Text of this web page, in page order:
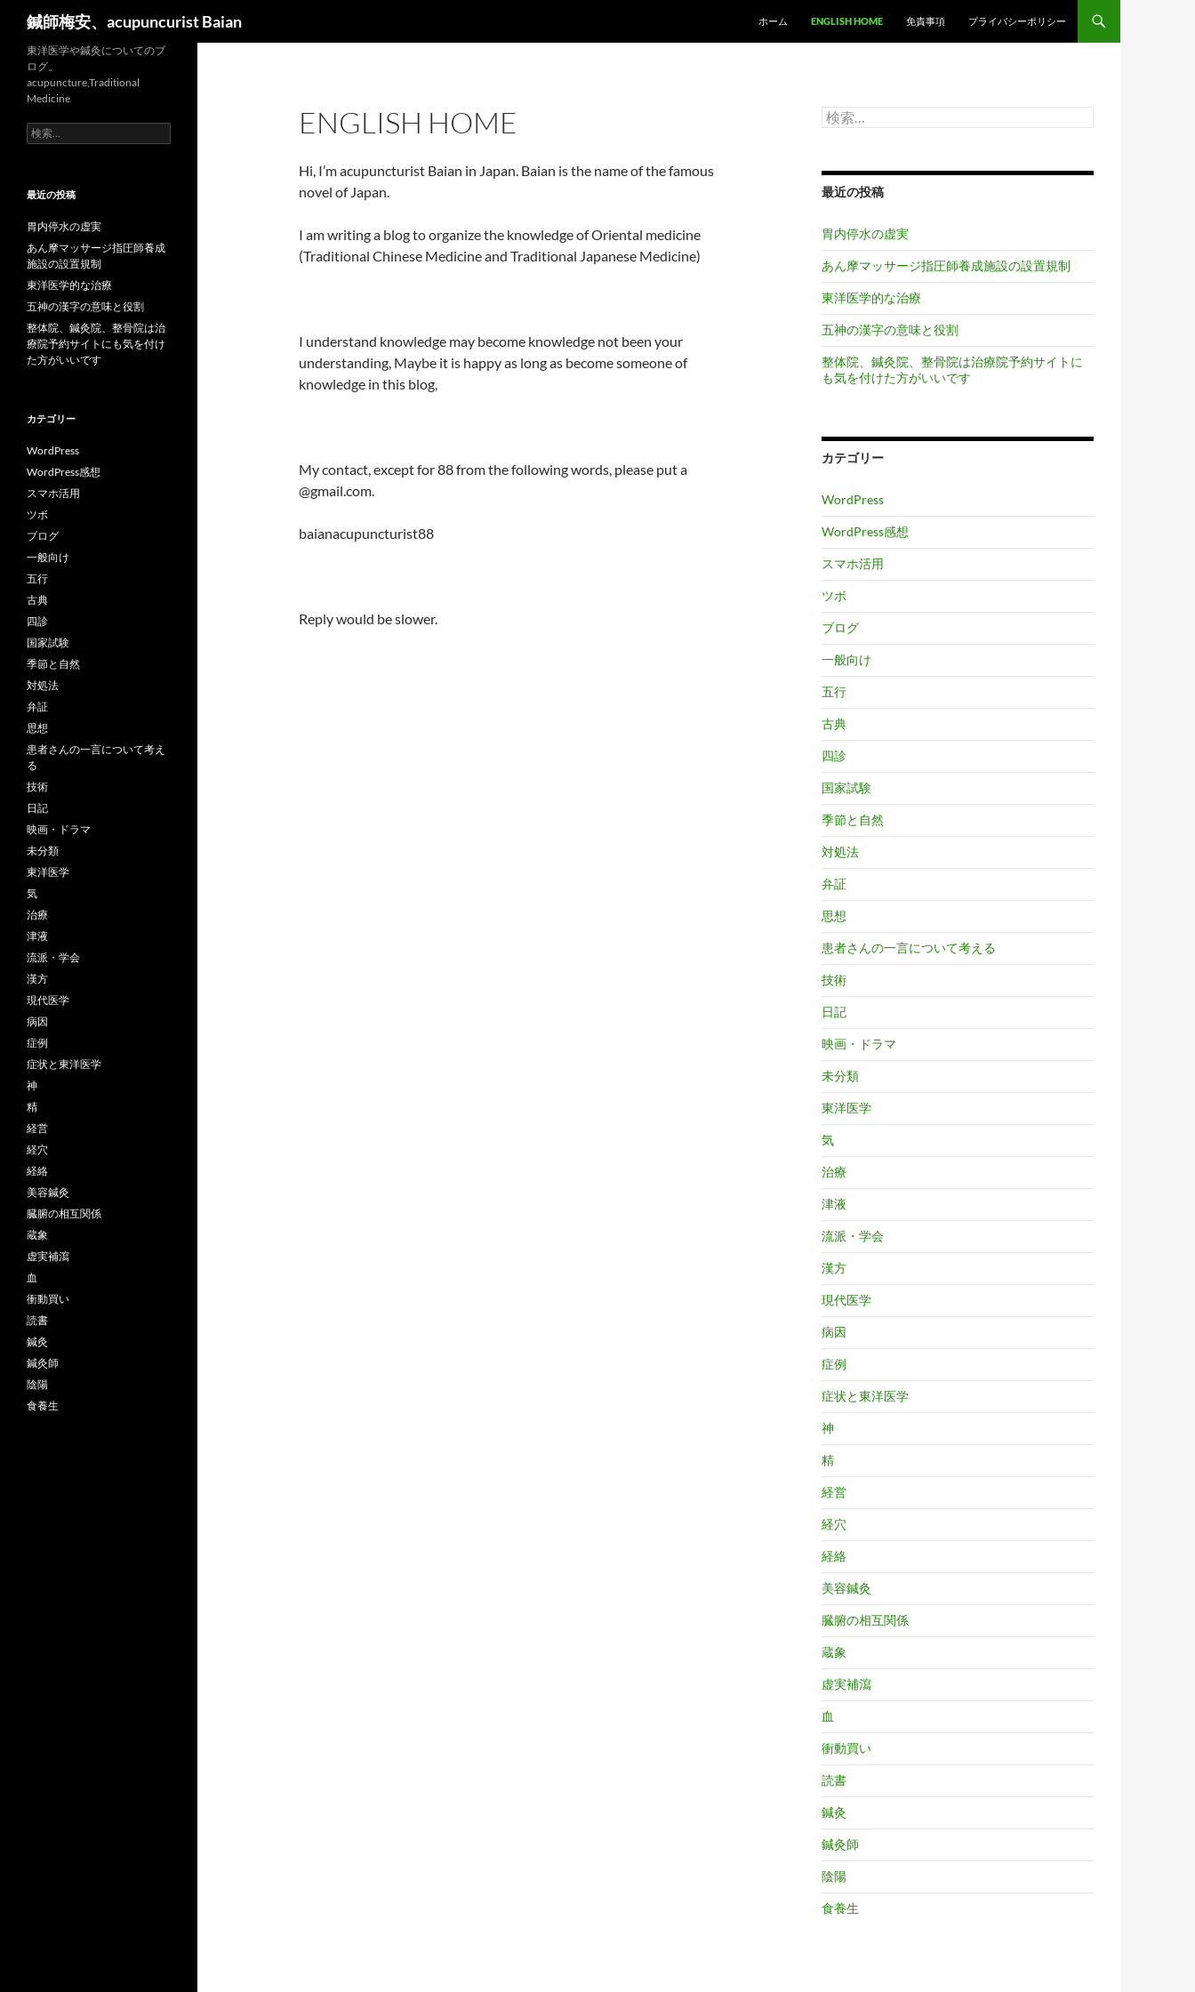
鍼師梅安、acupuncurist Baian
ホーム
ENGLISH HOME 免責事項 プライバシーポリシー
ENGLISH HOME
Hi, I’m acupuncturist Baian in Japan. Baian is the name of the famous
novel of Japan.
I am writing a blog to organize the knowledge of Oriental medicine
(Traditional Chinese Medicine and Traditional Japanese Medicine)
I understand knowledge may become knowledge not been your
understanding, Maybe it is happy as long as become someone of
knowledge in this blog,
My contact, except for 88 from the following words, please put a
@gmail.com.
baianacupuncturist88
Reply would be slower.
検
索:
最近の投稿
胃内停水の虚実
あん摩マッサージ指圧師養成施設の設置規制
東洋医学的な治療
五神の漢字の意味と役割
整体院、鍼灸院、整骨院は治療院予約サイトに
も気を付けた方がいいです
カテゴリー
WordPress
WordPress感想
スマホ活用
ツボ
ブログ
一般向け
五行
古典
四診
国家試験
季節と自然
対処法
弁証
思想
患者さんの一言について考える
技術
日記
映画・ドラマ
未分類
東洋医学
気
治療
津液
流派・学会
漢方
現代医学
病因
症例
症状と東洋医学
神
精
経営
経穴
経絡
美容鍼灸
臓腑の相互関係
蔵象
虚実補瀉
血
衝動買い
読書
鍼灸
鍼灸師
陰陽
食養生
東洋医学や鍼灸についてのブ
ログ。
acupuncture,Traditional
Medicine
検
索:
最近の投稿
胃内停水の虚実
あん摩マッサージ指圧師養成
施設の設置規制
東洋医学的な治療
五神の漢字の意味と役割
整体院、鍼灸院、整骨院は治
療院予約サイトにも気を付け
た方がいいです
カテゴリー
WordPress
WordPress感想
スマホ活用
ツボ
ブログ
一般向け
五行
古典
四診
国家試験
季節と自然
対処法
弁証
思想
患者さんの一言について考え
る
技術
日記
映画・ドラマ
未分類
東洋医学
気
治療
津液
流派・学会
漢方
現代医学
病因
症例
症状と東洋医学
神
精
経営
経穴
経絡
美容鍼灸
臓腑の相互関係
蔵象
虚実補瀉
血
衝動買い
読書
鍼灸
鍼灸師
陰陽
食養生